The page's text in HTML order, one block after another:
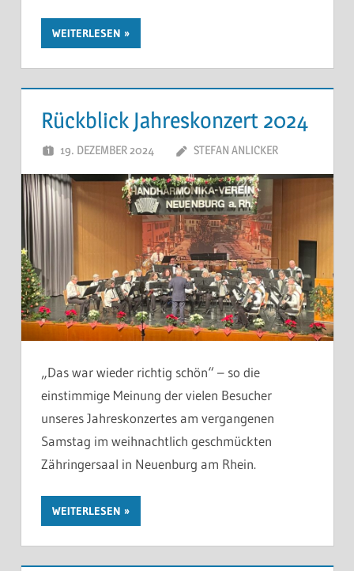
WEITERLESEN
Rückblick Jahreskonzert 2024
19. DEZEMBER 2024 STEFAN ANLICKER
„Das war wieder richtig schön“ – so die
einstimmige Meinung der vielen Besucher
unseres Jahreskonzertes am vergangenen
Samstag im weihnachtlich geschmückten
Zähringersaal in Neuenburg am Rhein.
WEITERLESEN